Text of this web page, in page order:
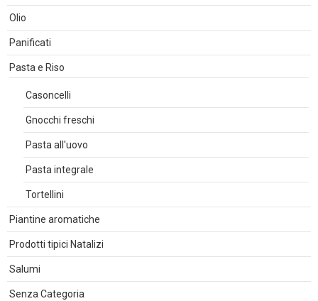
Olio
Panificati
Pasta e Riso
Casoncelli
Gnocchi freschi
Pasta all'uovo
Pasta integrale
Tortellini
Piantine aromatiche
Prodotti tipici Natalizi
Salumi
Senza Categoria